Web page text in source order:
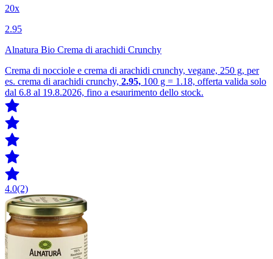
20x
2.95
Alnatura Bio Crema di arachidi Crunchy
Crema di nocciole e crema di arachidi crunchy, vegane, 250 g, per
es. crema di arachidi crunchy, 2.95, 100 g = 1.18, offerta valida solo
dal 6.8 al 19.8.2026, fino a esaurimento dello stock.
4.0(2)